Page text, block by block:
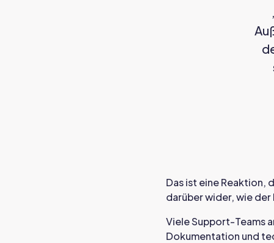
Das ist eine Reaktion,
darüber wider, wie
Viele Support-Teams
Dokumentation und